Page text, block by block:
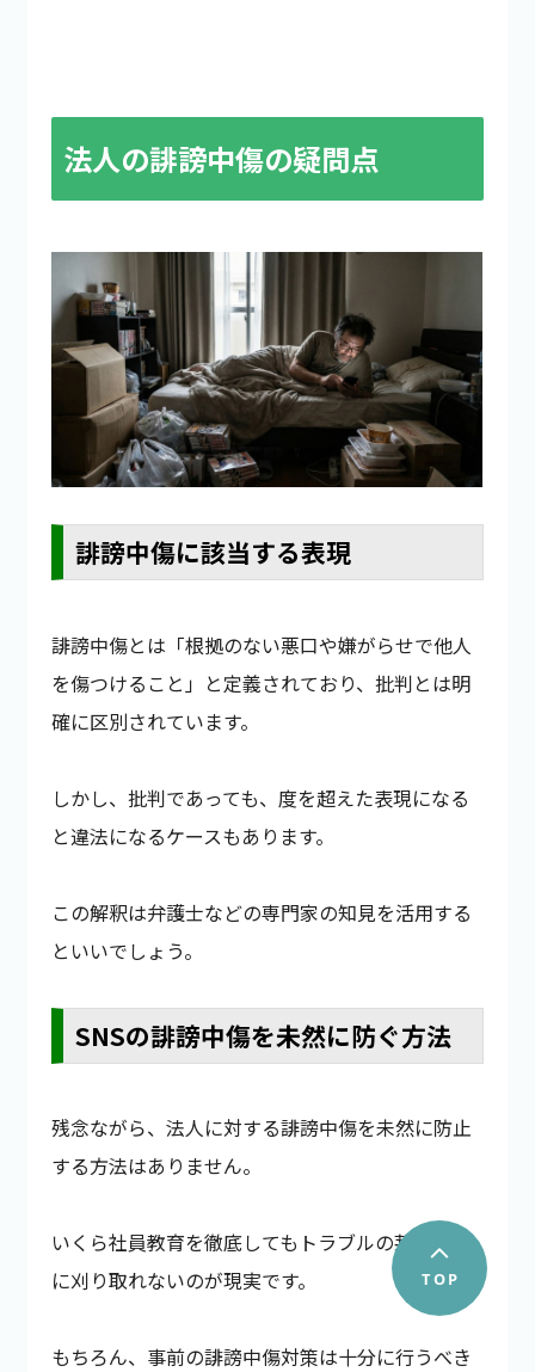
法人の誹謗中傷の疑問点
誹謗中傷に該当する表現
誹謗中傷とは「根拠のない悪口や嫌がらせで他人
を傷つけること」と定義されており、批判とは明
確に区別されています。
しかし、批判であっても、度を超えた表現になる
と違法になるケースもあります。
この解釈は弁護士などの専門家の知見を活用する
といいでしょう。
SNSの誹謗中傷を未然に防ぐ方法
残念ながら、法人に対する誹謗中傷を未然に防止
する方法はありません。
いくら社員教育を徹底してもトラブルの芽は完全
に刈り取れないのが現実です。
もちろん、事前の誹謗中傷対策は十分に行うべき